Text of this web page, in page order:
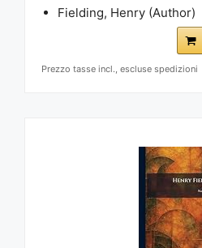
Fielding, Henry (Author)
Prezzo tasse incl., escluse spedizioni